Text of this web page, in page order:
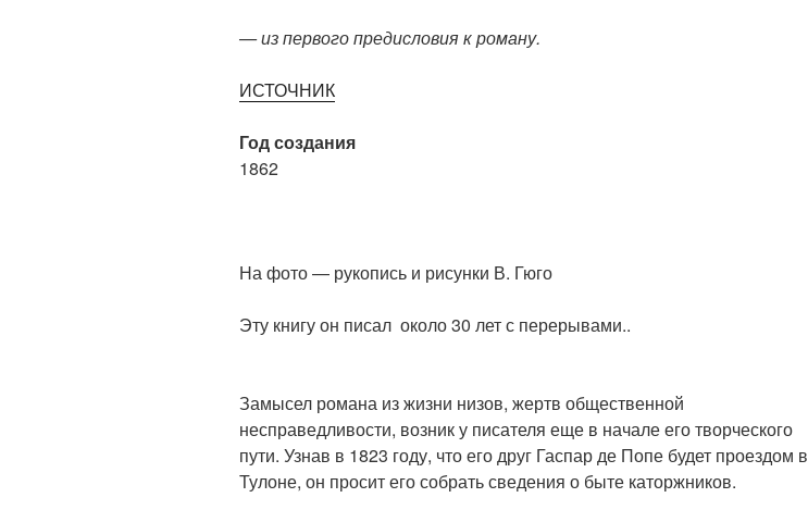
— из первого предисловия к роману.
ИСТОЧНИК
Год создания
1862
На фото — рукопись и рисунки В. Гюго
Эту книгу он писал около 30 лет с перерывами..
Замысел романа из жизни низов, жертв общественной
несправедливости, возник у писателя еще в начале его творческого
пути. Узнав в 1823 году, что его друг Гаспар де Попе будет проездом в
Тулоне, он просит его собрать сведения о быте каторжников.